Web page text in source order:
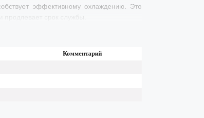
эффективному охлаждению. Это
продлевает срок службы.
Комментарий